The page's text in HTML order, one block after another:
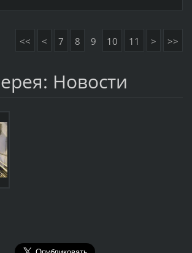
<< < 7 8 9 10 11 > >>
Новости